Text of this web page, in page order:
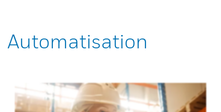
Automatisation